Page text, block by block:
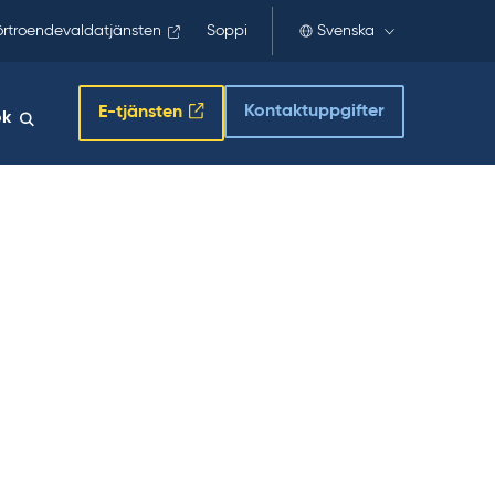
Soppi Svenska
E-tjänsten Kontaktuppgifter